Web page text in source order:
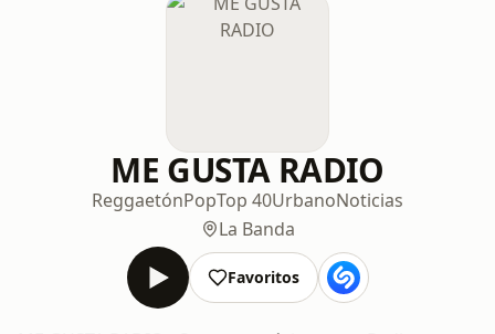
ME GUSTA RADIO
ReggaetónPopTop 40UrbanoNoticias
La Banda
Favoritos